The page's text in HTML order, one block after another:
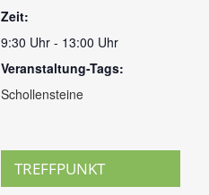
Zeit:
9:30 Uhr - 13:00 Uhr
Veranstaltung-Tags:
Schollensteine
TREFFPUNKT